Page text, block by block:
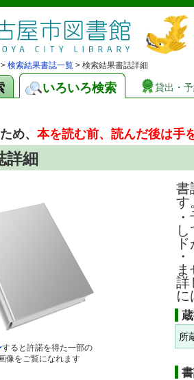
> 検索結果書誌一覧 > 検索結果書誌詳細
いろいろ検索 貸出・
め、本を読む前、読んだ後は手
詳細
すると許諾を得た一部の
像をご覧になれます
書
す
詳
に
所